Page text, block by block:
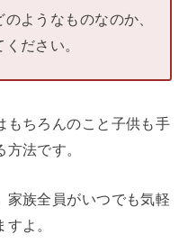
ようなものなのか、
ださい。
もちろんのこと子供も手
法です。
家族全員がいつでも気軽
よ。